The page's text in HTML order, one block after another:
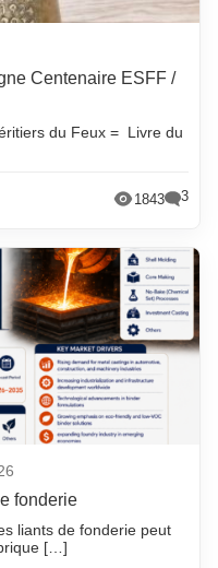
Centenaire ESFF /
du Feux = Livre du
1843 3
fonderie
liants de fonderie peut
[…]